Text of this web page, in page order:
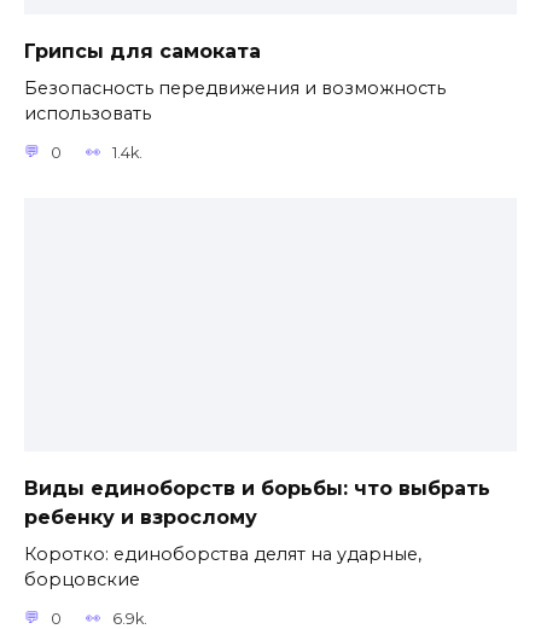
Грипсы для самоката
Безопасность передвижения и возможность
использовать
0 1.4k.
Виды единоборств и борьбы: что выбрать
ребенку и взрослому
Коротко: единоборства делят на ударные,
борцовские
0 6.9k.